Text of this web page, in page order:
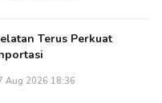
Terus Perkuat
Aug 2026 18:36